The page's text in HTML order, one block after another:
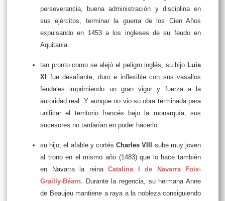
perseverancia, buena administración y disciplina en
sus ejércitos, terminar la guerra de los Cien Años
expulsando en 1453 a los ingleses de su feudo en
Aquitania.
tan pronto como se alejó el peligro inglés, su hijo Luis
XI fue desafiante, duro e inflexible con sus vasallos
feudales imprimiendo un gran vigor y fuerza a la
autoridad real. Y aunque no vio su obra terminada para
unificar el territorio francés bajo la monarquía, sus
sucesores no tardarían en poder hacerlo.
su hijo, el afable y cortésCharles VIII sube muy joven
al trono en el mismo año (1483) que lo hace también
en Navarra la reina Catalina I de Navarra Foix-
Grailly-Béarn. Durante la regencia, su hermana Anne
de Beaujeu mantiene a raya a la nobleza consiguiendo